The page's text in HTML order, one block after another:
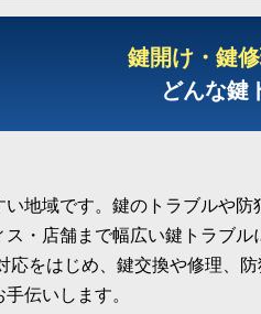
鍵開け・鍵
どんな鍵
地域です。鍵のトラブルや
・店舗まで幅広い鍵トラブ
をはじめ、鍵交換や修理、
伝いします。